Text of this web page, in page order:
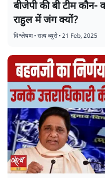
बीजेपी की बी टीम कौन-
राहुल में जंग क्यों?
विश्लेषण•सत्य ब्यूरो•21 Feb, 2025